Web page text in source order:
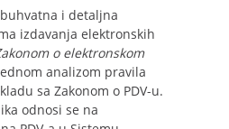
i detaljna
izdavanja elektronskih
o elektronskom
analizom pravila
sa Zakonom o PDV-u.
odnosi se na